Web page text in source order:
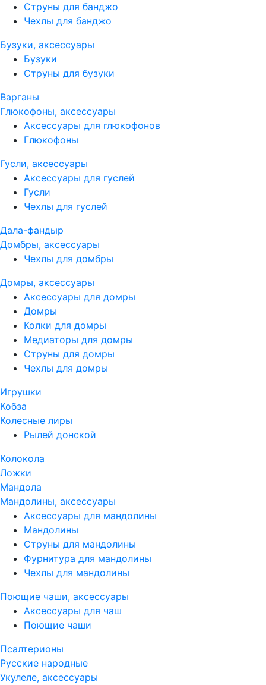
Струны для банджо
Чехлы для банджо
Бузуки, аксессуары
Бузуки
Струны для бузуки
Варганы
Глюкофоны, аксессуары
Аксессуары для глюкофонов
Глюкофоны
Гусли, аксессуары
Аксессуары для гуслей
Гусли
Чехлы для гуслей
Дала-фандыр
Домбры, аксессуары
Чехлы для домбры
Домры, аксессуары
Аксессуары для домры
Домры
Колки для домры
Медиаторы для домры
Струны для домры
Чехлы для домры
Игрушки
Кобза
Колесные лиры
Рылей донской
Колокола
Ложки
Мандола
Мандолины, аксессуары
Аксессуары для мандолины
Мандолины
Струны для мандолины
Фурнитура для мандолины
Чехлы для мандолины
Поющие чаши, аксессуары
Аксессуары для чаш
Поющие чаши
Псалтерионы
Русские народные
Укулеле, аксессуары